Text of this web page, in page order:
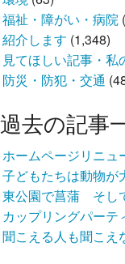
福祉・障がい・病院
紹介します (1,348)
見てほしい記事・私
防災・防犯・交通
過去の記事
ホームページリニュ
子どもたちは動物が
東公園で菖蒲 そし
カップリングパーテ
聞こえる人も聞こえ